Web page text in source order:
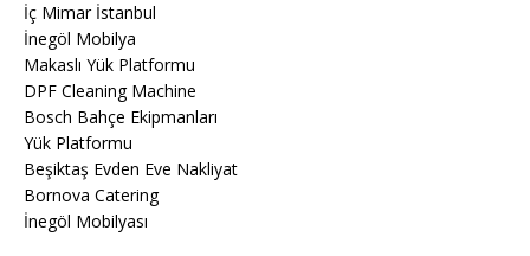
İç Mimar İstanbul
İnegöl Mobilya
Makaslı Yük Platformu
DPF Cleaning Machine
Bosch Bahçe Ekipmanları
Yük Platformu
Beşiktaş Evden Eve Nakliyat
Bornova Catering
İnegöl Mobilyası